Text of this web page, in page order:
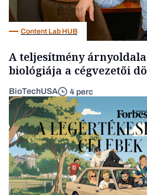
Content Lab HUB
A teljesítmény árnyoldala
biológiája a cégvezetői
BioTechUSA 4 perc